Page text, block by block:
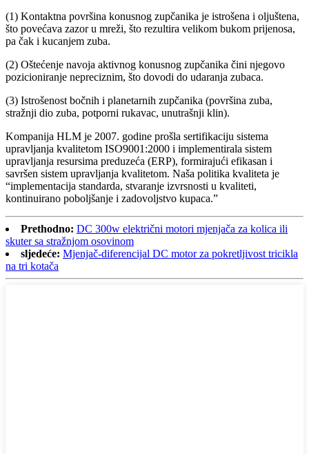
(1) Kontaktna površina konusnog zupčanika je istrošena i oljuštena,
što povećava zazor u mreži, što rezultira velikom bukom prijenosa,
pa čak i kucanjem zuba.
(2) Oštećenje navoja aktivnog konusnog zupčanika čini njegovo
pozicioniranje nepreciznim, što dovodi do udaranja zubaca.
(3) Istrošenost bočnih i planetarnih zupčanika (površina zuba,
stražnji dio zuba, potporni rukavac, unutrašnji klin).
Kompanija HLM je 2007. godine prošla sertifikaciju sistema
upravljanja kvalitetom ISO9001:2000 i implementirala sistem
upravljanja resursima preduzeća (ERP), formirajući efikasan i
savršen sistem upravljanja kvalitetom. Naša politika kvaliteta je
“implementacija standarda, stvaranje izvrsnosti u kvaliteti,
kontinuirano poboljšanje i zadovoljstvo kupaca.”
Prethodno: DC 300w električni motori mjenjača za kolica ili
skuter sa stražnjom osovinom
sljedeće: Mjenjač-diferencijal DC motor za pokretljivost tricikla
na tri kotača